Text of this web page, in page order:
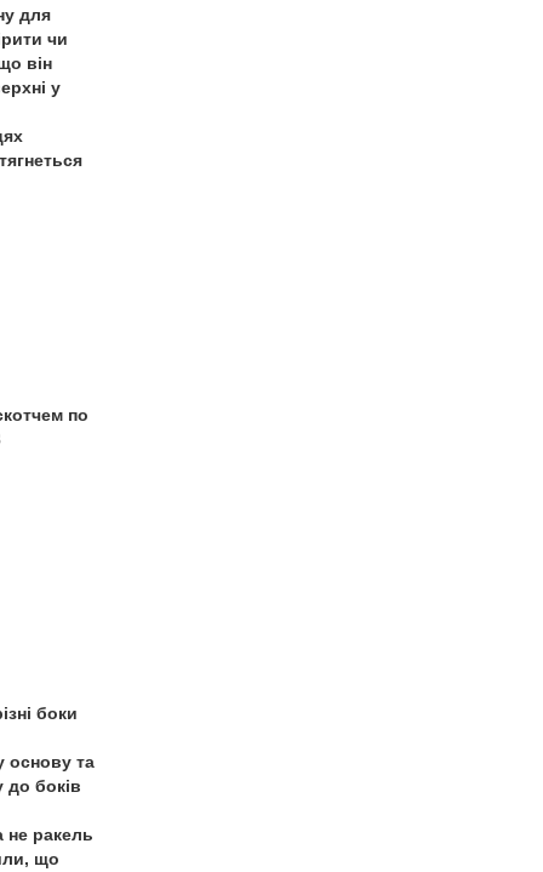
для
чи
він
у
по
боки
основу та
до боків
не ракель
що